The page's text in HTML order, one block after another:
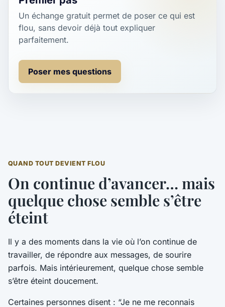
Un échange gratuit permet de poser ce qui est
flou, sans devoir déjà tout expliquer
parfaitement.
Poser mes questions
QUAND TOUT DEVIENT FLOU
On continue d’avancer… mais
quelque chose semble s’être
éteint
Il y a des moments dans la vie où l’on continue de
travailler, de répondre aux messages, de sourire
parfois. Mais intérieurement, quelque chose semble
s’être éteint doucement.
Certaines personnes disent : “Je ne me reconnais